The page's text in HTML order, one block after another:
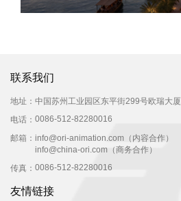
联系我们
地址： 中国苏州工业园区东平街299号欧瑞大厦
电话： 0086-512-82280016
邮箱： info@ori-animation.com（内容合作）
info@china-ori.com（商务合作）
传真： 0086-512-82280016
友情链接